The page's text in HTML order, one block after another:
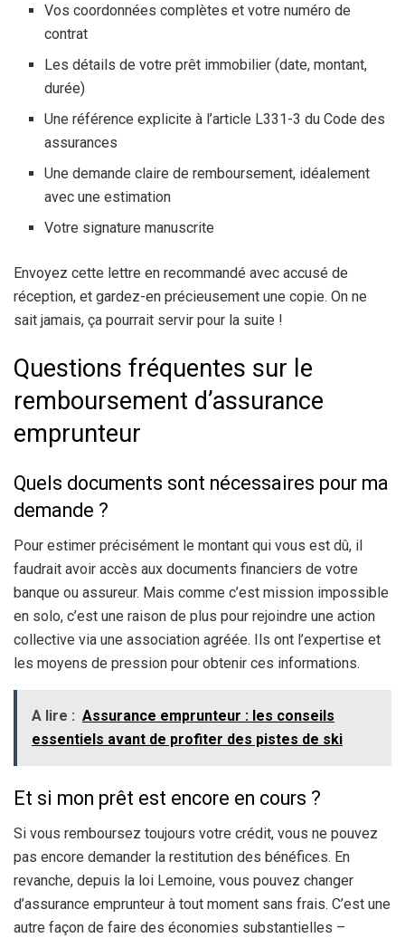
Vos coordonnées complètes et votre numéro de
contrat
Les détails de votre prêt immobilier (date, montant,
durée)
Une référence explicite à l’article L331-3 du Code des
assurances
Une demande claire de remboursement, idéalement
avec une estimation
Votre signature manuscrite
Envoyez cette lettre en recommandé avec accusé de
réception, et gardez-en précieusement une copie. On ne
sait jamais, ça pourrait servir pour la suite !
Questions fréquentes sur le
remboursement d’assurance
emprunteur
Quels documents sont nécessaires pour ma
demande ?
Pour estimer précisément le montant qui vous est dû, il
faudrait avoir accès aux documents financiers de votre
banque ou assureur. Mais comme c’est mission impossible
en solo, c’est une raison de plus pour rejoindre une action
collective via une association agréée. Ils ont l’expertise et
les moyens de pression pour obtenir ces informations.
A lire : Assurance emprunteur : les conseils
essentiels avant de profiter des pistes de ski
Et si mon prêt est encore en cours ?
Si vous remboursez toujours votre crédit, vous ne pouvez
pas encore demander la restitution des bénéfices. En
revanche, depuis la loi Lemoine, vous pouvez changer
d’assurance emprunteur à tout moment sans frais. C’est une
autre façon de faire des économies substantielles –